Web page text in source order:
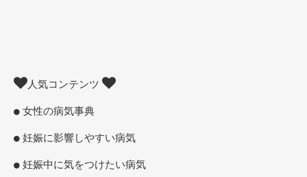
人気コンテンツ
女性の病気事典
妊娠に影響しやすい病気
妊娠中に気をつけたい病気